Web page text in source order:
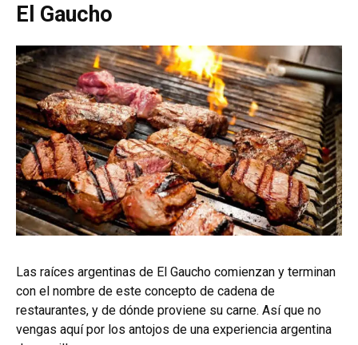
El Gaucho
Las raíces argentinas de El Gaucho comienzan y terminan
con el nombre de este concepto de cadena de
restaurantes, y de dónde proviene su carne. Así que no
vengas aquí por los antojos de una experiencia argentina